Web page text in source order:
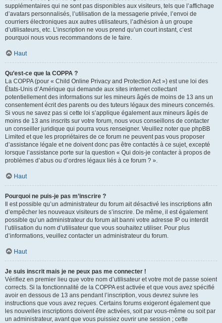
supplémentaires qui ne sont pas disponibles aux visiteurs, tels que l’affichage
d’avatars personnalisés, l’utilisation de la messagerie privée, l’envoi de
courriers électroniques aux autres utilisateurs, l’adhésion à un groupe
d’utilisateurs, etc. L’inscription ne vous prend qu’un court instant, c’est
pourquoi nous vous recommandons de le faire.
Haut
Qu’est-ce que la COPPA ?
La COPPA (pour « Child Online Privacy and Protection Act ») est une loi des
États-Unis d’Amérique qui demande aux sites internet collectant
potentiellement des informations sur les mineurs âgés de moins de 13 ans un
consentement écrit des parents ou des tuteurs légaux des mineurs concernés.
Si vous ne savez pas si cette loi s’applique également aux mineurs âgés de
moins de 13 ans inscrits sur votre forum, nous vous conseillons de contacter
un conseiller juridique qui pourra vous renseigner. Veuillez noter que phpBB
Limited et que les propriétaires de ce forum ne peuvent pas vous proposer
d’assistance légale et ne doivent donc pas être contactés à ce sujet, excepté
lorsque l’assistance porte sur la question « Qui dois-je contacter à propos de
problèmes d’abus ou d’ordres légaux liés à ce forum ? ».
Haut
Pourquoi ne puis-je pas m’inscrire ?
Il est possible qu’un administrateur du forum ait désactivé les inscriptions afin
d’empêcher les nouveaux visiteurs de s’inscrire. De même, il est également
possible qu’un administrateur du forum ait banni votre adresse IP ou interdit
l’utilisation du nom d’utilisateur que vous souhaitez utiliser. Pour plus
d’informations, veuillez contacter un administrateur du forum.
Haut
Je suis inscrit mais je ne peux pas me connecter !
Vérifiez en premier lieu que votre nom d’utilisateur et votre mot de passe soient
corrects. Si la fonctionnalité de la COPPA est activée et que vous avez spécifié
avoir en dessous de 13 ans pendant l’inscription, vous devrez suivre les
instructions que vous avez reçues. Certains forums exigeront également que
les nouvelles inscriptions doivent être activées, soit par vous-même ou soit par
un administrateur, avant que vous puissiez ouvrir une session ; cette